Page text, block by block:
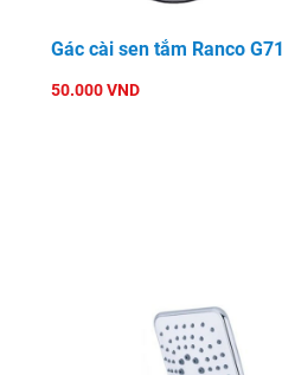
Gác cài sen tắm Ranco G71
50.000 VND